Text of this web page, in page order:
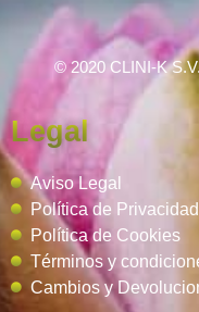
© 2020 CLINI-K
Legal
Aviso Legal
Política de Privacidad
Política de Cookies
Términos y
Cambios y